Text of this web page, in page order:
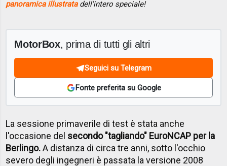
panoramica illustratadell'intero speciale!
MotorBox, prima di tutti gli altri
Seguici su Telegram
Fonte preferita su Google
La sessione primaverile di test è stata anche
l'occasione del secondo "tagliando" EuroNCAP per la
Berlingo.A distanza di circa tre anni, sotto l'occhio
severo degli ingegneri è passata la versione 2008